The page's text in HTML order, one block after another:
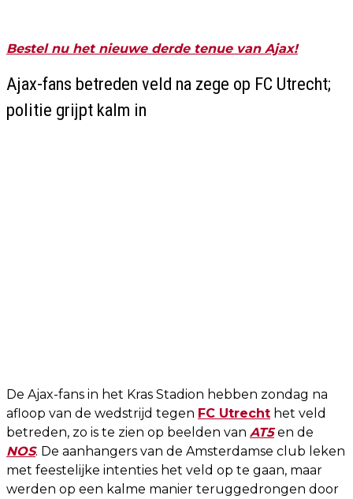
Bestel nu het nieuwe derde tenue van Ajax!
Ajax-fans betreden veld na zege op FC Utrecht;
politie grijpt kalm in
De Ajax-fans in het Kras Stadion hebben zondag na
afloop van de wedstrijd tegen FC Utrecht het veld
betreden, zo is te zien op beelden van AT5en de
NOS. De aanhangers van de Amsterdamse club leken
met feestelijke intenties het veld op te gaan, maar
werden op een kalme manier teruggedrongen door